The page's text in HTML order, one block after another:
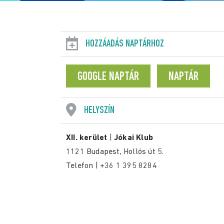
HOZZÁADÁS NAPTÁRHOZ
GOOGLE NAPTÁR NAPTÁR
HELYSZÍN
XII. kerület |Jókai Klub
1121 Budapest, Hollós út 5.
Telefon | +36 1 395 8284